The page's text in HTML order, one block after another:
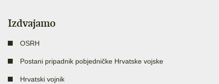
Izdvajamo
OSRH
Postani pripadnik pobjedničke Hrvatske vojske
Hrvatski vojnik